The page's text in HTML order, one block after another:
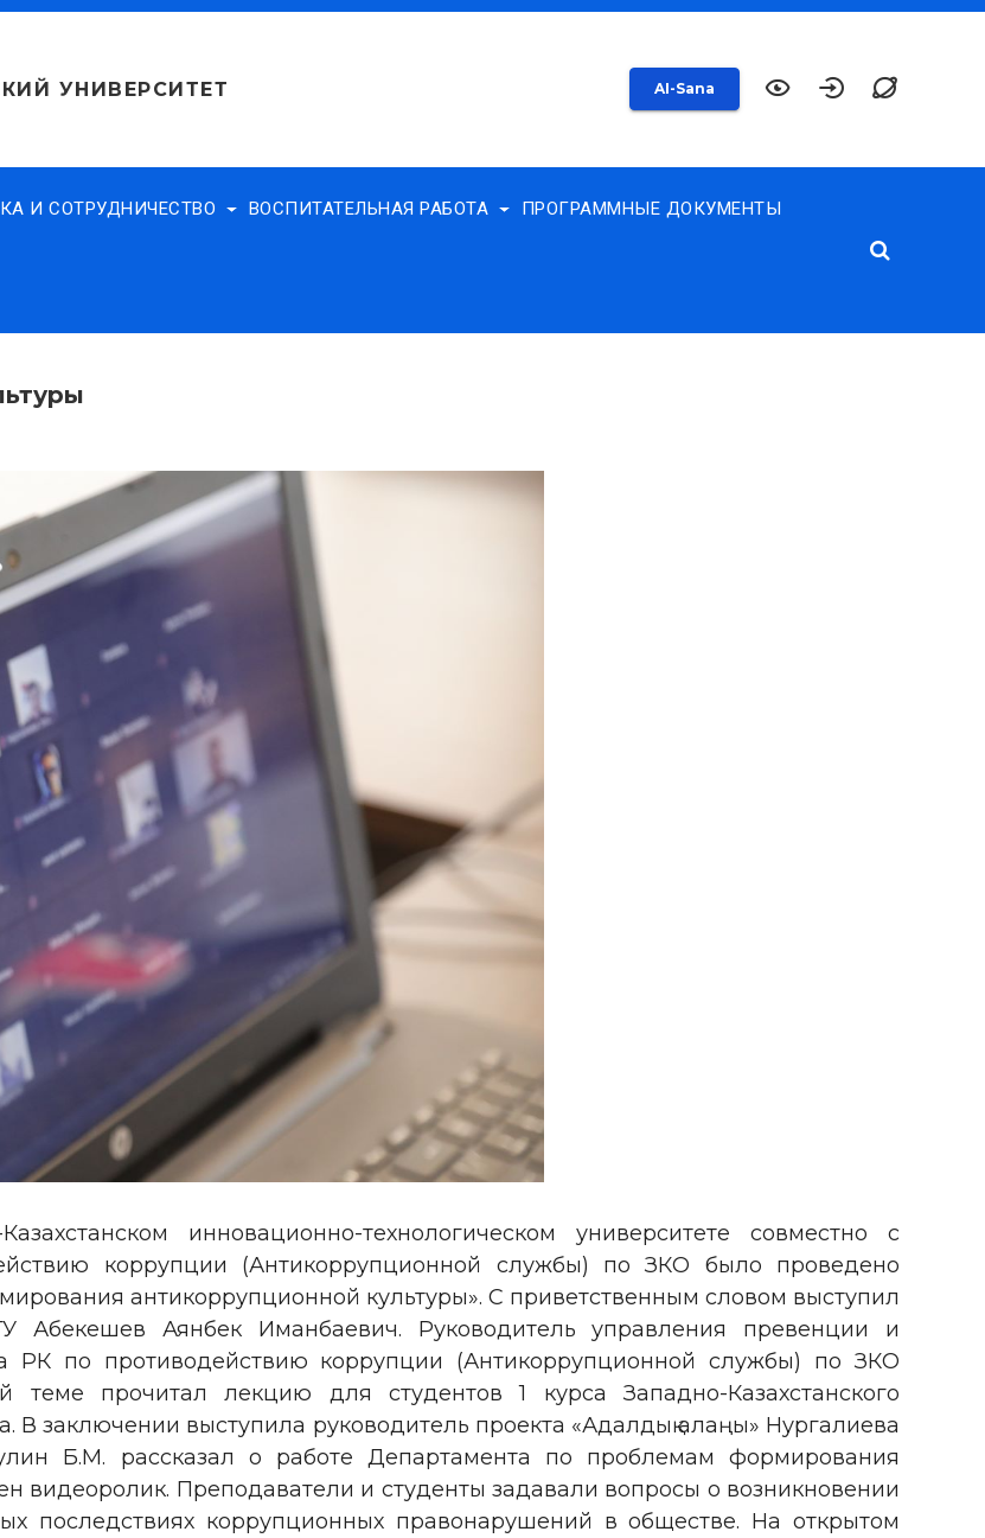
УНИВЕРСИТЕТ
AI-Sana
И СОТРУДНИЧЕСТВО ВОСПИТАТЕЛЬНАЯ РАБОТА ПРОГРАММНЫЕ ДОКУМЕНТЫ
инновационно-технологическом университете совместно с
коррупции (Антикоррупционной службы) по ЗКО было проведено
антикоррупционной культуры». С приветственным словом выступил
Абекешев Аянбек Иманбаевич. Руководитель управления превенции и
РК по противодействию коррупции (Антикоррупционной службы) по ЗКО
прочитал лекцию для студентов 1 курса Западно-Казахстанского
В заключении выступила руководитель проекта «Адалдық алаңы» Нургалиева
Б.М. рассказал о работе Департамента по проблемам формирования
видеоролик. Преподаватели и студенты задавали вопросы о возникновении
последствиях коррупционных правонарушений в обществе. На открытом